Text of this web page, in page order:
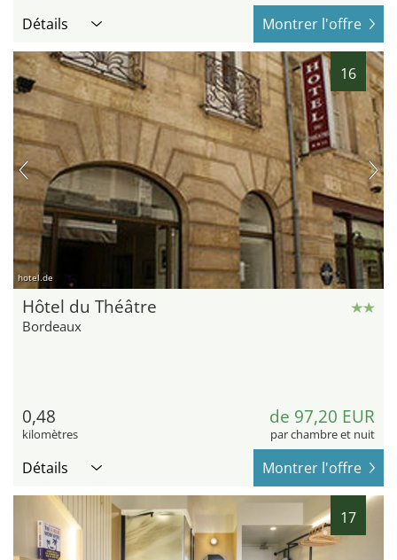
Détails Montrer l'offre
16
hotel.de
Hôtel du Théâtre
Bordeaux
0,48
kilomètres
de 97,20 EUR
par chambre et nuit
Détails Montrer l'offre
17